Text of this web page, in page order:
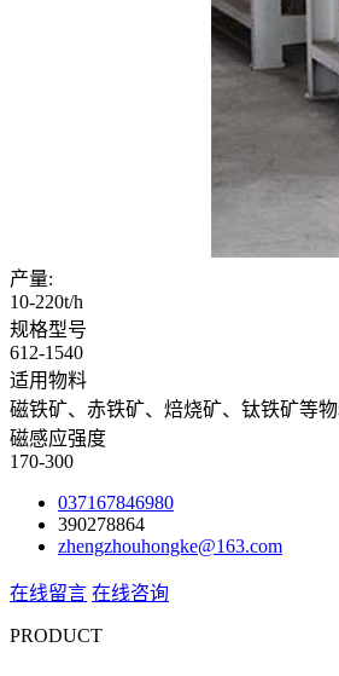
产量:
10-220t/h
规格型号
612-1540
适用物料
磁铁矿、赤铁矿、焙烧矿、钛铁矿等
磁感应强度
170-300
037167846980
390278864
zhengzhouhongke@163.com
在线留言 在线咨询
PRODUCT